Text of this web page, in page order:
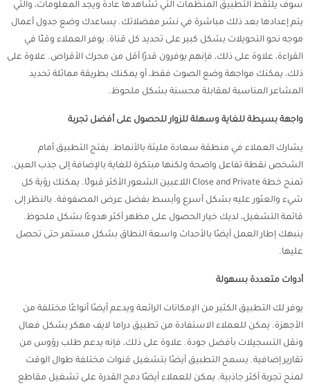
سوف يلتقط التطبيق المنظمات التي تشاهدها عادة ويجد المعلومات، والتي
يتم إعدادها بعد ذلك مباشرة في نشر مفضلاتك. يساعدك وضع جدول أعمال
موجه نحو التحويلات بشكل كبير على تحديد كل قناة. يوفر العملاء وقتًا في
القراءة، علاوة على ذلك، فإنهم يوفرون قدرًا أقل من محرك الأقراص. علاوة على
ذلك، يمكنك مواجهة وضع الصوت فقط، أو يمكنك بطريقة مماثلة تحديد
المشاعر المناسبة لمقابلة محسنة بشكل ملحوظ.
واجهة بسيطة للغاية وسهلة للزوار للحصول على أفضل تجربة
يشارك العملاء في منطقة سعادة مليئة بالأنماط. يفتح التطبيق أمام
الشخص نقطة تفاعل واضحة ولكنها مبتكرة للغاية بالإضافة إلى جذب العين.
تمنح خطة Close and Private اللاعبين الشعور الأكثر قبولًا. يمكنك رؤية كل
شيء والعثور عليه بشكل أسرع وأبسط بفضل عرض المصفوفة. بالنظر إلى
قائمة التشغيل، لديك خيار الحصول على مظهر أكثر هدوءًا بشكل ملحوظ.
ينبهك إطار العمل أيضًا بالأحداث واسعة النطاق بشكل مستمر حتى تحصل
عليها.
أدوات متعددة بسهولة
يوفر لك التطبيق الكثير من الإمكانات الرائعة ويدعم أيضًا أنواعًا مختلفة من
الأجهزة. يمكن للعملاء الاستفادة من تطبيق دراما لايف مهكر بشكل فعال
ونقل التسجيلات بأفضل جودة. علاوة على ذلك، فإنه يدعم طلب رؤوس من
تقارير إضافية. يسمح التطبيق أيضًا بتشغيل قنوات مختلفة طوال الوقت
لمنح تجربة أكثر جاذبية. يمكن للعملاء أيضًا دمج القدرة على تشغيل مقاطع